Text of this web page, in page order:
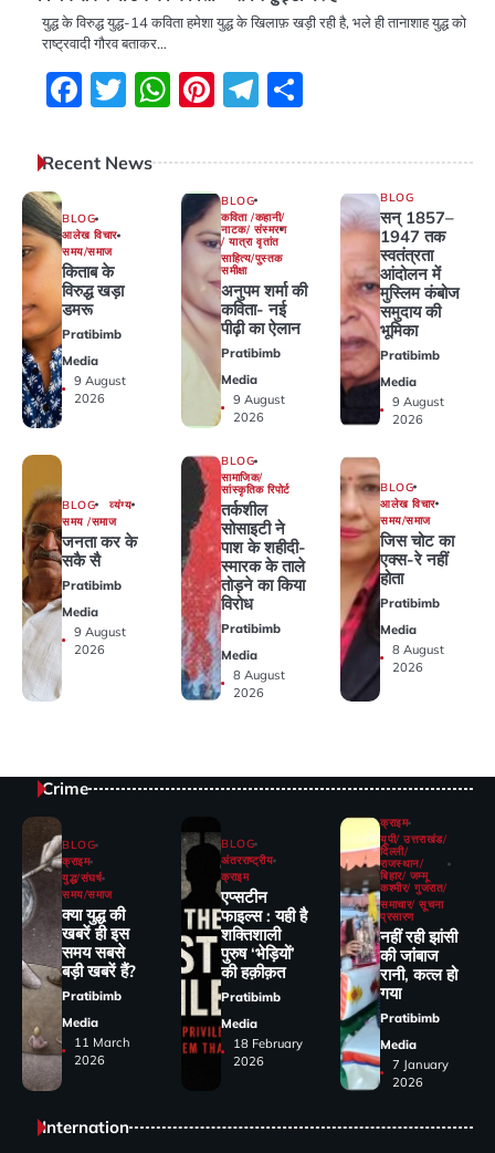
युद्ध के विरुद्ध युद्ध-14 कविता हमेशा युद्ध के खिलाफ़ खड़ी रही है, भले ही तानाशाह युद्ध को
राष्ट्रवादी गौरव बताकर…
Facebook
Twitter
WhatsApp
Pinterest
Telegram
Recent News
BLOG
आलेख विचार
समय/समाज
किताब के
विरुद्ध खड़ा
डमरू
Pratibimb
Media
9 August
2026
BLOG
कविता /कहानी/
नाटक/ संस्मरण
/ यात्रा वृतांत
साहित्य/पुस्तक
समीक्षा
अनुपम शर्मा की
कविता- नई
पीढ़ी का ऐलान
Pratibimb
Media
9 August
2026
BLOG
सन् 1857–
1947 तक
स्वतंत्रता
आंदोलन में
मुस्लिम कंबोज
समुदाय की
भूमिका
Pratibimb
Media
9 August
2026
BLOG
व्यंग्य
समय /समाज
जनता कर के
सकै सै
Pratibimb
Media
9 August
2026
BLOG
सामाजिक/
सांस्कृतिक रिपोर्ट
तर्कशील
सोसाइटी ने
पाश के शहीदी-
स्मारक के ताले
तोड़ने का किया
विरोध
Pratibimb
Media
8 August
2026
BLOG
आलेख विचार
समय/समाज
जिस चोट का
एक्स-रे नहीं
होता
Pratibimb
Media
8 August
2026
Crime
BLOG
क्राइम
युद्ध/संघर्ष
समय/समाज
क्या युद्ध की
खबरें ही इस
समय सबसे
बड़ी खबरें हैं?
Pratibimb
Media
11 March
2026
BLOG
अंतरराष्ट्रीय
क्राइम
एप्सटीन
फाइल्स : यही है
शक्तिशाली
पुरुष ‘भेड़ियों’
की हक़ीक़त
Pratibimb
Media
18 February
2026
क्राइम
यूपी/ उत्तराखंड/
दिल्ली/
राजस्थान/
बिहार/ जम्मू
कश्मीर/ गुजरात/
समाचार/ सूचना
प्रसारण
नहीं रही झांसी
की जांंबाज
रानी, कत्‍ल हो
गया
Pratibimb
Media
7 January
2026
Internation